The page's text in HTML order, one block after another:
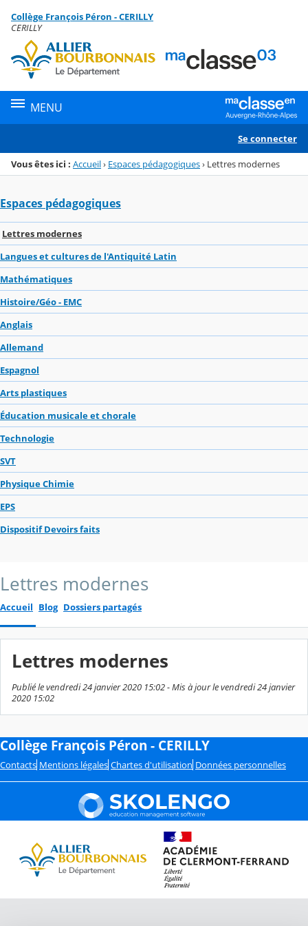
Menu de la rubrique
Contenu
Collège François Péron - CERILLY
CERILLY
MENU
Se connecter
Vous êtes ici : Accueil› Espaces pédagogiques› Lettres modernes
Espaces pédagogiques
Lettres modernes
Langues et cultures de l'Antiquité Latin
Mathématiques
Histoire/Géo - EMC
Anglais
Allemand
Espagnol
Arts plastiques
Éducation musicale et chorale
Technologie
SVT
Physique Chimie
EPS
Dispositif Devoirs faits
Lettres modernes
Accueil Blog Dossiers partagés
Lettres modernes
Publié le vendredi 24 janvier 2020 15:02 - Mis à jour le vendredi 24 janvier
2020 15:02
Collège François Péron - CERILLY
Contacts Mentions légales Chartes d'utilisation Données personnelles